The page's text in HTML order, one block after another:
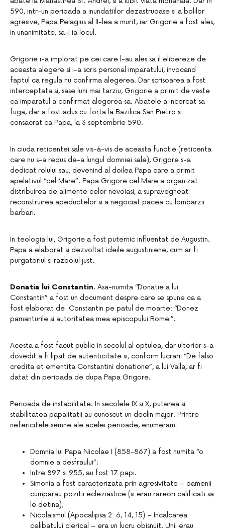
590, intr-un perioada a inundatiilor dezastruoase si a bolilor
agresive, Papa Pelagius al II-lea a murit, iar Grigorie a fost ales,
in unanimitate, sa-i ia locul.
Grigorie i-a implorat pe cei care l-au ales sa il elibereze de
aceasta alegere si i-a scris personal imparatului, invocand
faptul ca regula nu confirma alegerea. Dar scrisoarea a fost
interceptata si, sase luni mai tarziu, Grigorie a primit de veste
ca imparatul a confirmat alegerea sa. Abatele a incercat sa
fuga, dar a fost adus cu forta la Bazilica San Pietro si
consacrat ca Papa, la 3 septembrie 590.
In ciuda reticentei sale vis-à-vis de aceasta functie (reticenta
care nu s-a redus de-a lungul domniei sale), Grigore s-a
dedicat rolului sau, devenind al doilea Papa care a primit
apelativul “cel Mare”. Papa Grigore cel Mare a organizat
distribuirea de alimente celor nevoiasi, a supravegheat
reconstruirea apeductelor si a negociat pacea cu lombarzii
barbari.
In teologia lui, Grigorie a fost puternic influentat de Augustin.
Papa a elaborat si dezvoltat ideile augustiniene, cum ar fi
purgatoriul si razboiul just.
Donatia lui Constantin. Asa-numita “Donatie a lui
Constantin” a fost un document despre care se spune ca a
fost elaborat de Constantin pe patul de moarte: “Donez
pamanturile si autoritatea mea episcopului Romei”.
Acesta a fost facut public in secolul al optulea, dar ulterior s-a
dovedit a fi lipsit de autenticitate si, conform lucrarii “De falso
credita et ementita Constantini donatione”, a lui Valla, ar fi
datat din perioada de dupa Papa Grigore.
Perioada de instabilitate. In secolele IX si X, puterea si
stabilitatea papalitatii au cunoscut un declin major. Printre
nefericitele semne ale acelei perioade, enumeram:
Domnia lui Papa Nicolae I (858-867) a fost numita “o
domnie a desfraului”;
Intre 897 si 955, au fost 17 papi.
Simonia a fost caracterizata prin agresivitate – oamenii
cumparau pozitii ecleziastice (si erau rareori calificati sa
le detina);
Nicolaismul (Apocalipsa 2: 6, 14, 15) – Incalcarea
celibatului clerical – era un lucru obisnuit. Unii erau